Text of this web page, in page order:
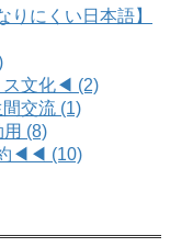
にくい日本語】
ス文化◀ (2)
交流 (1)
(8)
◀◀ (10)